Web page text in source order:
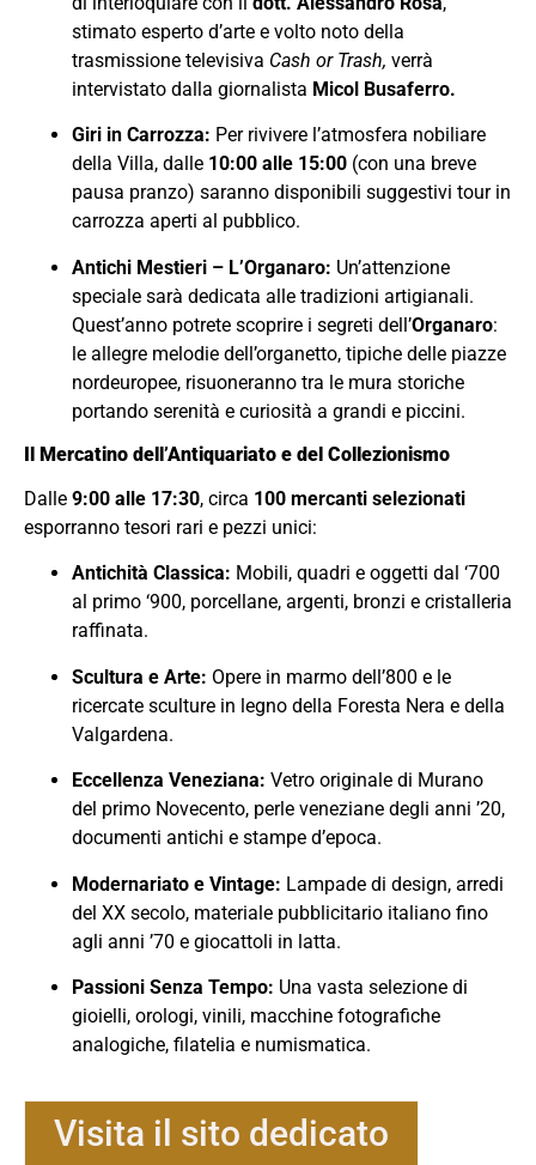
stimato esperto d’arte e volto noto della
trasmissione televisiva Cash or Trash, verrà
intervistato dalla giornalista Micol Busaferro.
Giri in Carrozza: Per rivivere l’atmosfera nobiliare
della Villa, dalle 10:00 alle 15:00 (con una breve
pausa pranzo) saranno disponibili suggestivi tour in
carrozza aperti al pubblico.
Antichi Mestieri – L’Organaro: Un’attenzione
speciale sarà dedicata alle tradizioni artigianali.
Quest’anno potrete scoprire i segreti dell’Organaro:
le allegre melodie dell’organetto, tipiche delle piazze
nordeuropee, risuoneranno tra le mura storiche
portando serenità e curiosità a grandi e piccini.
Il Mercatino dell’Antiquariato e del Collezionismo
Dalle 9:00 alle 17:30, circa 100 mercanti selezionati
esporranno tesori rari e pezzi unici:
Antichità Classica: Mobili, quadri e oggetti dal ‘700
al primo ‘900, porcellane, argenti, bronzi e cristalleria
raffinata.
Scultura e Arte: Opere in marmo dell’800 e le
ricercate sculture in legno della Foresta Nera e della
Valgardena.
Eccellenza Veneziana: Vetro originale di Murano
del primo Novecento, perle veneziane degli anni ’20,
documenti antichi e stampe d’epoca.
Modernariato e Vintage: Lampade di design, arredi
del XX secolo, materiale pubblicitario italiano fino
agli anni ’70 e giocattoli in latta.
Passioni Senza Tempo: Una vasta selezione di
gioielli, orologi, vinili, macchine fotografiche
analogiche, filatelia e numismatica.
Visita il sito dedicato